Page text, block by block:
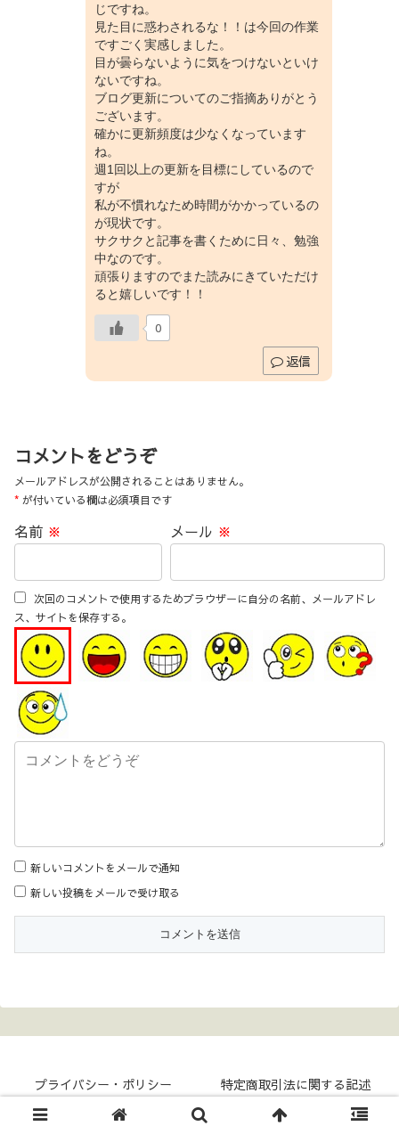
じですね。
見た目に惑わされるな！！は今回の作業
ですごく実感しました。
目が曇らないように気をつけないといけ
ないですね。
ブログ更新についてのご指摘ありがとう
ございます。
確かに更新頻度は少なくなっています
ね。
週1回以上の更新を目標にしているので
すが
私が不慣れなため時間がかかっているの
が現状です。
サクサクと記事を書くために日々、勉強
中なのです。
頑張りますのでまた読みにきていただけ
ると嬉しいです！！
0
返信
コメントをどうぞ
メールアドレスが公開されることはありません。
* が付いている欄は必須項目です
名前 ※ メール ※
次回のコメントで使用するためブラウザーに自分の名前、メールアドレ
ス、サイトを保存する。
新しいコメントをメールで通知
新しい投稿をメールで受け取る
プライバシー・ポリシー
特定商取引法に関する記述
Copyright © 2017- COKKY-NET All Rights Reserved.